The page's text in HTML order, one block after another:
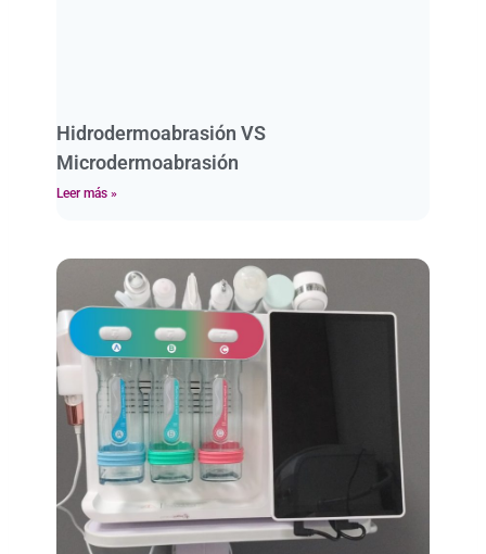
Hidrodermoabrasión VS
Microdermoabrasión
Leer más »